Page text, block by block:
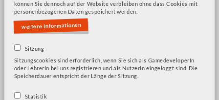
Fehlermeldung
Bitte beachten Sie unsere Frage zu Cookies!
Influent
können Sie dennoch auf der Website verbleiben ohne dass Cookies mit
personenbezogenen Daten gespeichert werden.
weitere Informationen
Sitzung
Sitzungscookies sind erforderlich, wenn Sie sich als GamedeveloperIn
oder LehrerIn bei uns registrieren und als NutzerIn eingeloggt sind. Die
Speicherdauer entspricht der Länge der Sitzung.
Statistik